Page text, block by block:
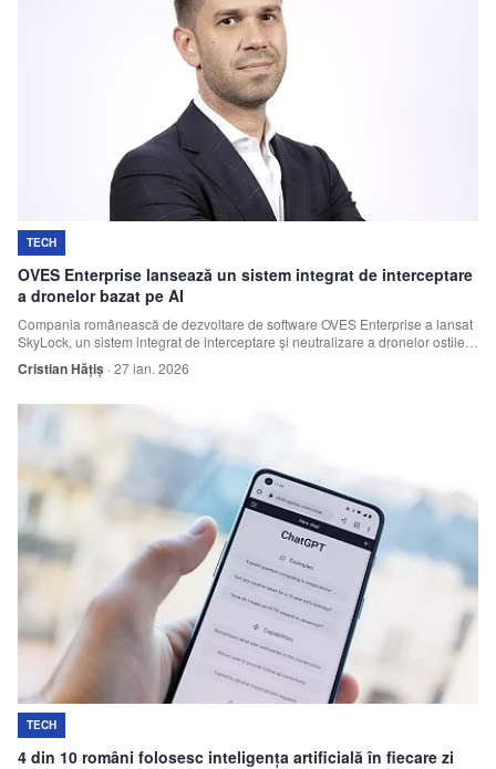
TECH
OVES Enterprise lansează un sistem integrat de interceptare
a dronelor bazat pe AI
Compania românească de dezvoltare de software OVES Enterprise a lansat
SkyLock, un sistem integrat de interceptare și neutralizare a dronelor ostile,
dezvoltat pe platforma Nemesis AI.
Cristian Hățiș · 27 ian. 2026
TECH
4 din 10 români folosesc inteligența artificială în fiecare zi